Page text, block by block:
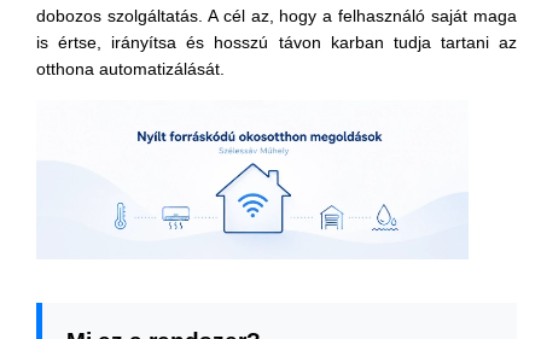
dobozos szolgáltatás. A cél az, hogy a felhasználó saját maga
is értse, irányítsa és hosszú távon karban tudja tartani az
otthona automatizálását.